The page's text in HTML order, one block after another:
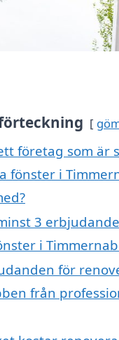
företag som är
fönster i
3
i
för
från